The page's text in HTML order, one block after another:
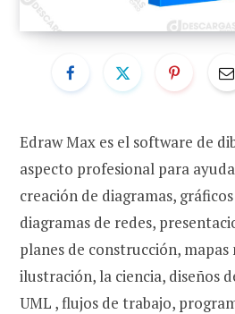
Edraw Max es el software de
aspecto profesional para
creación de diagramas,
diagramas de redes,
planes de construcción, mapas
ilustración, la ciencia, diseños
UML , flujos de trabajo,